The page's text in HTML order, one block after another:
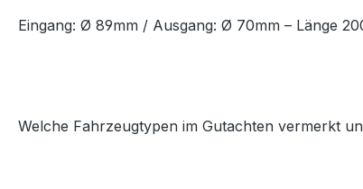
Eingang: Ø 89mm / Ausgang: Ø 70mm – Länge
Welche Fahrzeugtypen im Gutachten vermerkt